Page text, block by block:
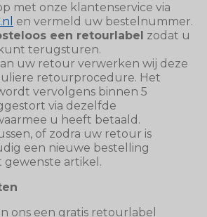
met onze klantenservice via
en vermeld uw bestelnummer.
een retourlabel zodat u
terugsturen.
uw retour verwerken wij deze
retourprocedure. Het
vervolgens binnen 5
via dezelfde
u heeft betaald.
of zodra uw retour is
een nieuwe bestelling
gewenste artikel.
ons een gratis retourlabel